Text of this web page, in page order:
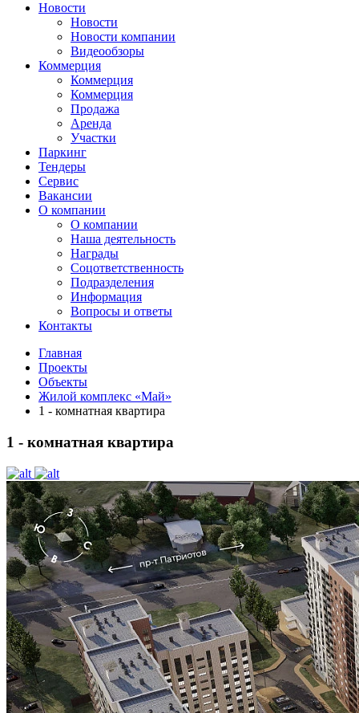
Новости
Новости
Новости компании
Видеообзоры
Коммерция
Коммерция
Коммерция
Продажа
Аренда
Участки
Паркинг
Тендеры
Сервис
Вакансии
О компании
О компании
Наша деятельность
Награды
Соцответственность
Подразделения
Информация
Вопросы и ответы
Контакты
Главная
Проекты
Объекты
Жилой комплекс «Май»
1 - комнатная квартира
1 - комнатная квартира